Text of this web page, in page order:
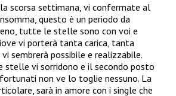
scorsa settimana, vi confermate al
questo è un periodo da
tutte le stelle sono con voi e
vi porterà tanta carica, tanta
sembrerà possibile e realizzabile.
stelle vi sorridono e il secondo posto
non ve lo toglie nessuno. La
sarà in amore con i single che